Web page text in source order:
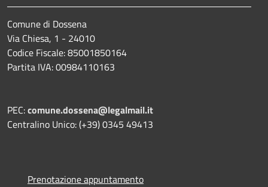
Comune di Dossena
Via Chiesa, 1 - 24010
Codice Fiscale: 85001850164
Partita IVA: 00984110163
PEC:comune.dossena@legalmail.it
Centralino Unico: (+39) 0345 49413
Prenotazione appuntamento